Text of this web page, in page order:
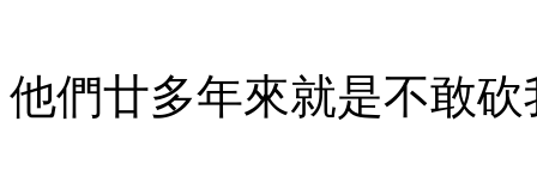
他們廿多年來就是不敢砍